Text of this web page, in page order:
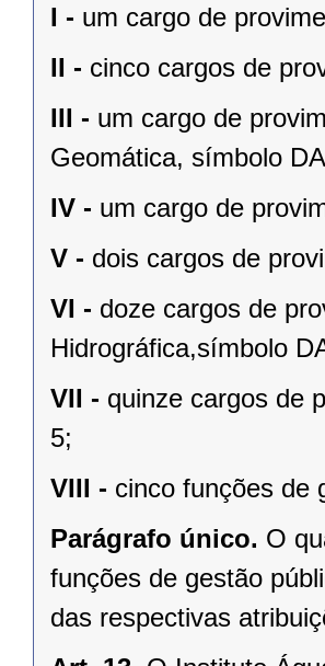
I - um cargo de
II - cinco cargos de
III - um cargo de
Geomática, símbolo
IV - um cargo de
V - dois cargos de
VI - doze cargos de
Hidrográfica,símbolo
VII - quinze cargos de
5;
VIII - cinco funções de
Parágrafo único. O
funções de gestão
das respectivas